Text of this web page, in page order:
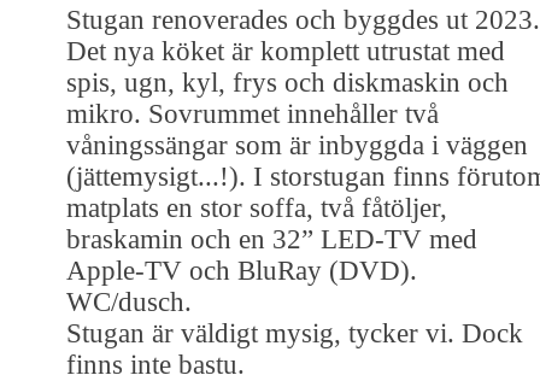
Stugan renoverades och byggdes ut 2023.
Det nya köket är komplett utrustat med
spis, ugn, kyl, frys och diskmaskin och
mikro. Sovrummet innehåller två
våningssängar som är inbyggda i väggen
(jättemysigt...!). I storstugan finns
matplats en stor soffa, två fåtöljer,
braskamin och en 32” LED-TV med
Apple-TV och BluRay (DVD).
WC/dusch.
Stugan är väldigt mysig, tycker vi. Dock
finns inte bastu.